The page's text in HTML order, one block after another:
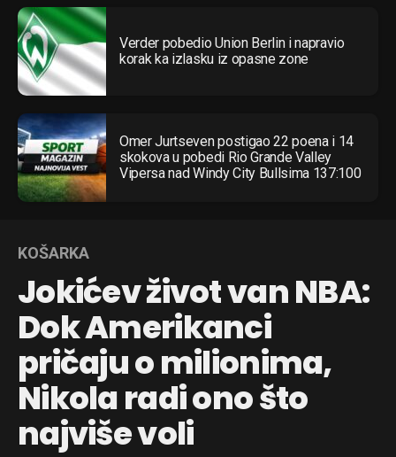
Verder pobedio Union Berlin i napravio
korak ka izlasku iz opasne zone
Omer Jurtseven postigao 22 poena i 14
skokova u pobedi Rio Grande Valley
Vipersa nad Windy City Bullsima 137:100
KOŠARKA
Jokićev život van NBA:
Dok Amerikanci
pričaju o milionima,
Nikola radi ono što
najviše voli